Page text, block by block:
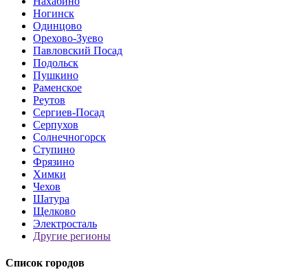
Ногинск
Одинцово
Орехово-Зуево
Павловский Посад
Подольск
Пушкино
Раменское
Реутов
Сергиев-Посад
Серпухов
Солнечногорск
Ступино
Фрязино
Химки
Чехов
Шатура
Щелково
Электросталь
Другие регионы
Список городов